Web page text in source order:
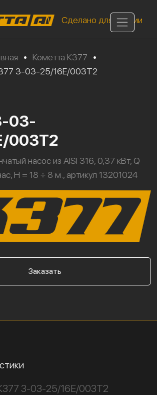
Сделано для России
• Кометта К377
•
3-03-25/16Е/003Т2
03-
003Т2
насос из AISI 316, 0,37 кВт, Q
H = 18 ÷ 8 м., артикул 13201024
Заказать
3-03-25/16Е/003Т2